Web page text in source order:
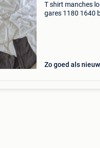
T shirt manches
gares 1180 1640
Zo goed als nieuw